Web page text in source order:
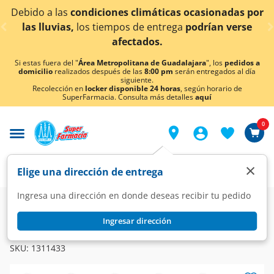
< div class="carousel-inner">
lascondiciones climáticas ocasionadas por
los tiempos de entregapodrían verse
¡Ahora
Si estas fuera del "Área Metropolitana de Guadalajara", los pedidos a
domicilio realizados después de las8:00 pm serán entregados al día
siguiente.
Recolección en locker disponible 24 horas, según horario de
SuperFarmacia. Consulta más detallesaquí
Elige una dirección de entrega
Ingresa una dirección en donde deseas recibir tu pedido
Ingresar dirección
×
0
Farmacia Circulatorio Anticolesterol
Exotib 10 mg, 30 Tabletas.
SKU: 1311433